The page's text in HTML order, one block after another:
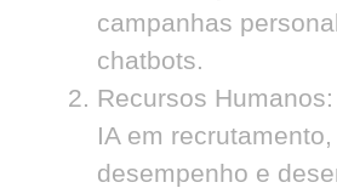
campanhas
chatbots.
Recursos Humanos:
IA em
desempenho e